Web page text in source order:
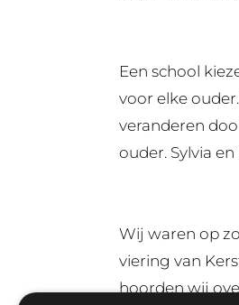
Een school
voor elke
veranderen
ouder. Sylvia
Wij waren op
viering van
hoorden wij